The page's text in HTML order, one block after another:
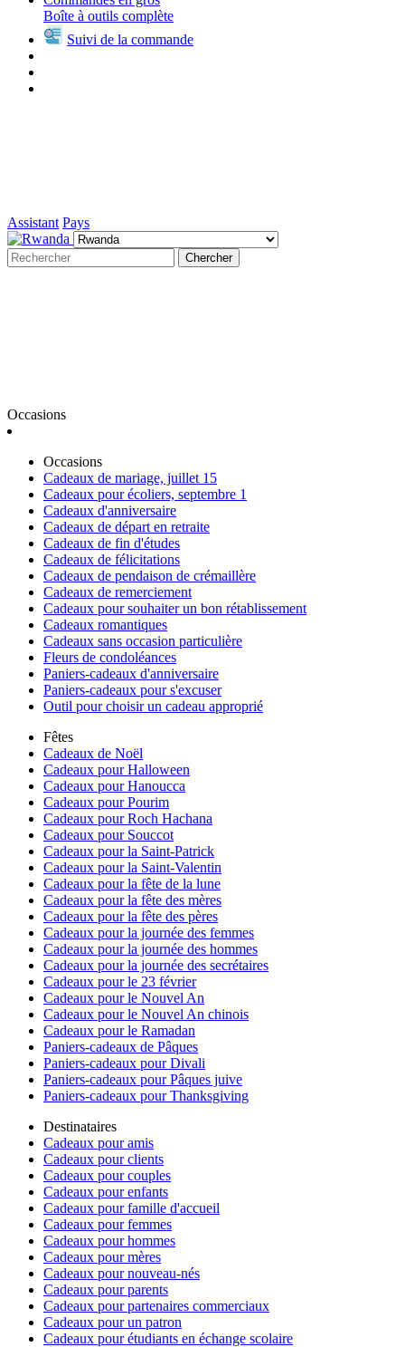
Boîte à outils complète
Suivi de la commande
Assistant Pays
Chercher
Occasions
Occasions
Cadeaux de mariage, juillet 15
Cadeaux pour écoliers, septembre 1
Cadeaux d'anniversaire
Cadeaux de départ en retraite
Cadeaux de fin d'études
Cadeaux de félicitations
Cadeaux de pendaison de crémaillère
Cadeaux de remerciement
Cadeaux pour souhaiter un bon rétablissement
Cadeaux romantiques
Cadeaux sans occasion particulière
Fleurs de condoléances
Paniers-cadeaux d'anniversaire
Paniers-cadeaux pour s'excuser
Outil pour choisir un cadeau approprié
Fêtes
Cadeaux de Noël
Cadeaux pour Halloween
Cadeaux pour Hanoucca
Cadeaux pour Pourim
Cadeaux pour Roch Hachana
Cadeaux pour Souccot
Cadeaux pour la Saint-Patrick
Cadeaux pour la Saint-Valentin
Cadeaux pour la fête de la lune
Cadeaux pour la fête des mères
Cadeaux pour la fête des pères
Cadeaux pour la journée des femmes
Cadeaux pour la journée des hommes
Cadeaux pour la journée des secrétaires
Cadeaux pour le 23 février
Cadeaux pour le Nouvel An
Cadeaux pour le Nouvel An chinois
Cadeaux pour le Ramadan
Paniers-cadeaux de Pâques
Paniers-cadeaux pour Divali
Paniers-cadeaux pour Pâques juive
Paniers-cadeaux pour Thanksgiving
Destinataires
Cadeaux pour amis
Cadeaux pour clients
Cadeaux pour couples
Cadeaux pour enfants
Cadeaux pour famille d'accueil
Cadeaux pour femmes
Cadeaux pour hommes
Cadeaux pour mères
Cadeaux pour nouveau-nés
Cadeaux pour parents
Cadeaux pour partenaires commerciaux
Cadeaux pour un patron
Cadeaux pour étudiants en échange scolaire